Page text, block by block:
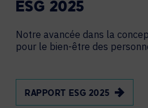
ESG 2025
Notre avancée dans la
pour le bien-être des
RAPPORT ESG 2025